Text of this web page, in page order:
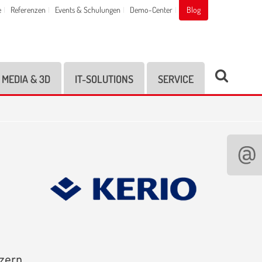
Referenzen Events & Schulungen Demo-Center Blog
MEDIA & 3D IT-SOLUTIONS SERVICE